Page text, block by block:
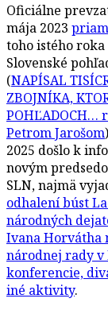
Oficiálne
mája 2023
toho istého
Slovenské
(NAPÍSAL
ZBOJNÍKA,
POHĽADOCH…
Petrom Jarošom
2025 došlo k
novým
SLN, najmä
odhalení búst
národných
Ivana Horvátha
národnej rady v
konferencie,
iné aktivity.